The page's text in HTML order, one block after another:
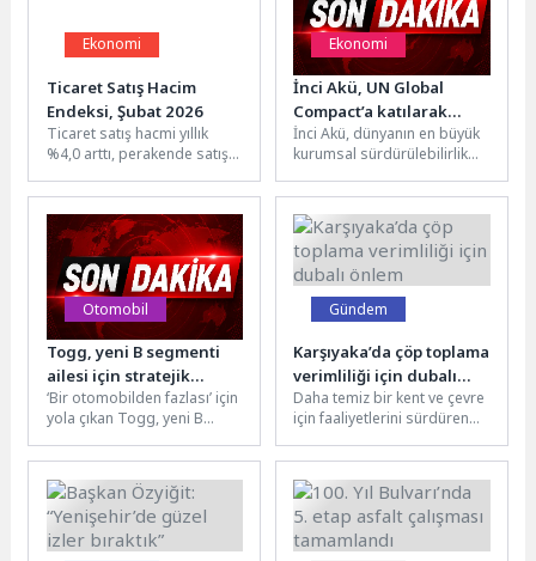
Ekonomi
Ticaret Satış Hacim
Endeksi, Şubat 2026
Ticaret satış hacmi yıllık
%4,0 arttı, perakende satış
arttıTicaret satış hacmi
(2021=100)...
Ekonomi
İnci Akü, UN Global
Compact’a katılarak
sürdürülebilirlik
taahhüdünü
güçlendirdi
İnci Akü, dünyanın en büyük
kurumsal sürdürülebilirlik
Milletler Küresel İlkeler
Sözleşmesi’ne (UN...
Otomobil
Togg, yeni B segmenti
ailesi için stratejik
teknoloji iş birliğine imza
attı
‘Bir otomobilden fazlası’ için
yola çıkan Togg, yeni B
bir anlaşmaya...
Gündem
Karşıyaka’da çöp toplama
verimliliği için dubalı
önlem
Daha temiz bir kent ve çevre
için faaliyetlerini sürdüren
çöp konteynerlerinin...